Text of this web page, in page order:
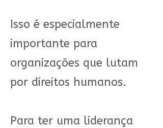
Isso é especialmente
importante para
organizações que lutam
por direitos humanos.
Para ter uma liderança